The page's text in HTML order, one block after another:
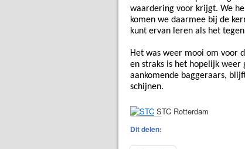
waardering voor krijgt. We
komen we daarmee bij de
kunt ervan leren als het
Het was weer mooi om voor
en straks is het hopelijk weer
aankomende baggeraars,
schijnen.
STC Rotterdam
Dit delen: